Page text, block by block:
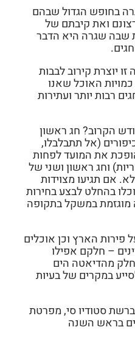
בחופש הגדול שבהם
ואת קיבתם של
שבה שגרה היא הדבר
יוצרת קירוב לבבות
האוכל שאנו
רבות יותר ועתירות
הקרוב? חג ראשון
(אל תתבלבלו,
את המועד לפחות
וחג ראשון ושני של
אם תגיעו מצוידות
בהחלט לבצע בחירות
מוגזמת במשקל בתקופה
הארץ וכן אוכלים
– חלקם אפילו
מהדיאטה הים
במקרים של בעיות
סטודיו סי, מפרטת
בראש השנה